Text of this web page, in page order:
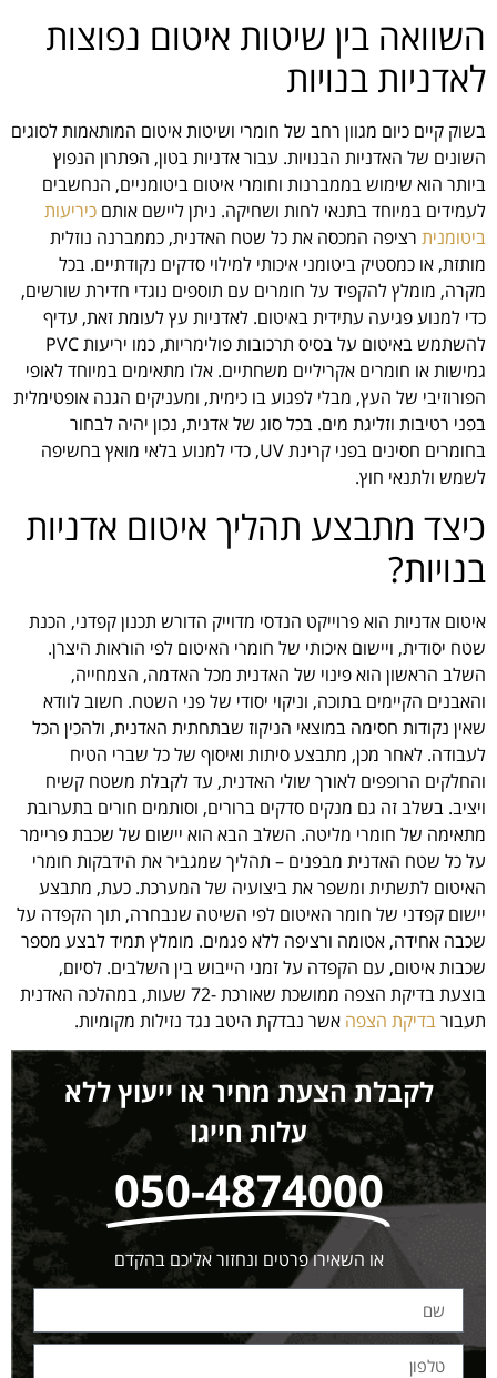
השוואה בין שיטות איטום נפוצות
לאדניות בנויות
בשוק קיים כיום מגוון רחב של חומרי ושיטות איטום המותאמות לסוגים
השונים של האדניות הבנויות. עבור אדניות בטון, הפתרון הנפוץ
ביותר הוא שימוש בממברנות וחומרי איטום ביטומניים, הנחשבים
לעמידים במיוחד בתנאי לחות ושחיקה. ניתן ליישם אותם כיריעות
ביטומנית רציפה המכסה את כל שטח האדנית, כממברנה נוזלית
מותזת, או כמסטיק ביטומני איכותי למילוי סדקים נקודתיים. בכל
מקרה, מומלץ להקפיד על חומרים עם תוספים נוגדי חדירת שורשים,
כדי למנוע פגיעה עתידית באיטום. לאדניות עץ לעומת זאת, עדיף
להשתמש באיטום על בסיס תרכובות פולימריות, כמו יריעות PVC
גמישות או חומרים אקריליים משחתיים. אלו מתאימים במיוחד לאופי
הפורוזיבי של העץ, מבלי לפגוע בו כימית, ומעניקים הגנה אופטימלית
בפני רטיבות וזליגת מים. בכל סוג של אדנית, נכון יהיה לבחור
בחומרים חסינים בפני קרינת UV, כדי למנוע בלאי מואץ בחשיפה
לשמש ולתנאי חוץ.
כיצד מתבצע תהליך איטום אדניות
בנויות?
איטום אדניות הוא פרוייקט הנדסי מדוייק הדורש תכנון קפדני, הכנת
שטח יסודית, ויישום איכותי של חומרי האיטום לפי הוראות היצרן.
השלב הראשון הוא פינוי של האדנית מכל האדמה, הצמחייה,
והאבנים הקיימים בתוכה, וניקוי יסודי של פני השטח. חשוב לוודא
שאין נקודות חסימה במוצאי הניקוז שבתחתית האדנית, ולהכין הכל
לעבודה. לאחר מכן, מתבצע סיתות ואיסוף של כל שברי הטיח
והחלקים הרופפים לאורך שולי האדנית, עד לקבלת משטח קשיח
ויציב. בשלב זה גם מנקים סדקים ברורים, וסותמים חורים בתערובת
מתאימה של חומרי מליטה. השלב הבא הוא יישום של שכבת פריימר
על כל שטח האדנית מבפנים – תהליך שמגביר את הידבקות חומרי
האיטום לתשתית ומשפר את ביצועיה של המערכת. כעת, מתבצע
יישום קפדני של חומר האיטום לפי השיטה שנבחרה, תוך הקפדה על
שכבה אחידה, אטומה ורציפה ללא פגמים. מומלץ תמיד לבצע מספר
שכבות איטום, עם הקפדה על זמני הייבוש בין השלבים. לסיום,
בוצעת בדיקת הצפה ממושכת שאורכת -72 שעות, במהלכה האדנית
תעבורבדיקת הצפה אשר נבדקת היטב נגד נזילות מקומיות.
לקבלת הצעת מחיר או ייעוץ ללא
עלות חייגו
050-4874000
או השאירו פרטים ונחזור אליכם בהקדם